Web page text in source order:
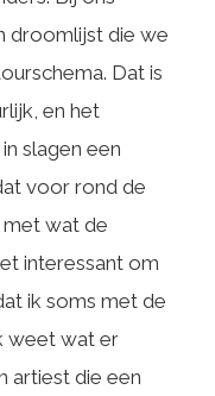
droomlijst die we
Dat is
en het
slagen een
voor rond de
wat de
interessant om
ik soms met de
weet wat er
artiest die een